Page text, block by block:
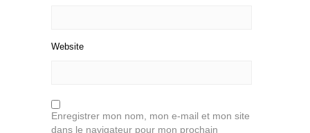
Website
Enregistrer mon nom, mon e-mail et mon site
dans le navigateur pour mon prochain